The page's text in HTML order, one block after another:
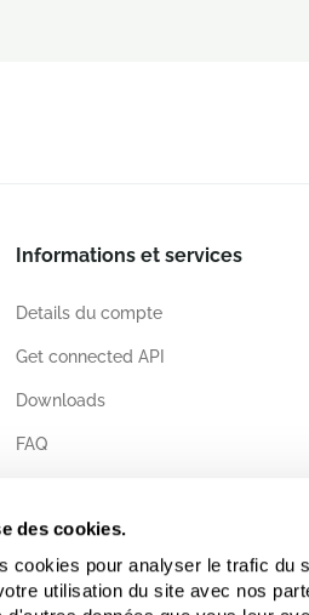
des cookies.
cookies pour analyser le trafic du
utilisation du site avec nos
Informations et services
Details du compte
Get connected API
Downloads
FAQ